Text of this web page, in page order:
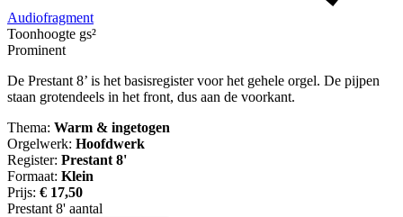
Audiofragment
Toonhoogte gs²
Prominent
De Prestant 8’ is het basisregister voor het gehele orgel. De pijpen
staan grotendeels in het front, dus aan de voorkant.
Thema: Warm & ingetogen
Orgelwerk: Hoofdwerk
Register: Prestant 8'
Formaat: Klein
Prijs: € 17,50
Prestant 8' aantal